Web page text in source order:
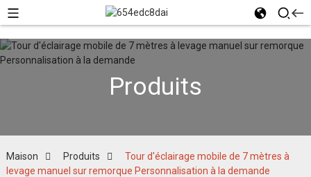
Produits
Maison Produits
Tour d'éclairage mobile de 7 mètres à
levage manuel sur remorque Personnalisation à la demande